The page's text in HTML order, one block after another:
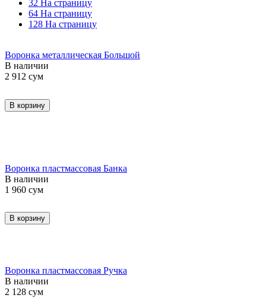
32 На страницу
64 На страницу
128 На страницу
Воронка металлическая Большой
В наличии
2 912 сум
В корзину
Воронка пластмассовая Банка
В наличии
1 960 сум
В корзину
Воронка пластмассовая Ручка
В наличии
2 128 сум